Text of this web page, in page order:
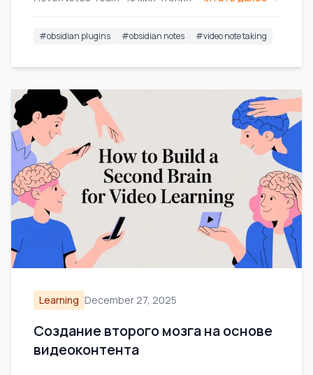
#obsidian plugins #obsidian notes #video note taking
Learning December 27, 2025
Создание второго мозга на основе
видеоконтента